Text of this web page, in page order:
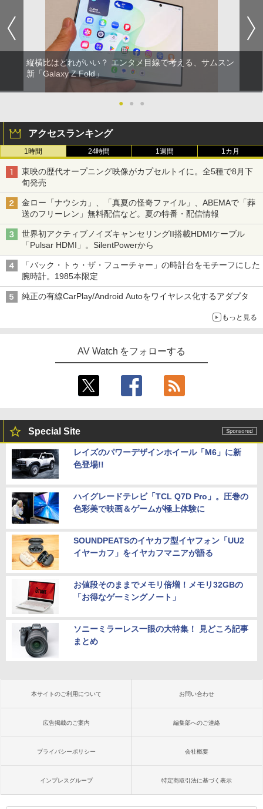
縦横比はどれがいい？ エンタメ目線で考える、サムスン
新「Galaxy Z Fold」
● ● ●
アクセスランキング
1時間 24時間 1週間 1カ月
東映の歴代オープニング映像がカプセルトイに。全5種で8月下
旬発売
金ロー「ナウシカ」、「真夏の怪奇ファイル」、ABEMAで「葬
送のフリーレン」無料配信など。夏の特番・配信情報
世界初アクティブノイズキャンセリングII搭載HDMIケーブル
「Pulsar HDMI」。SilentPowerから
「バック・トゥ・ザ・フューチャー」の時計台をモチーフにした
腕時計。1985本限定
純正の有線CarPlay/Android Autoをワイヤレス化するアダプタ
もっと見る
AV Watch をフォローする
Special Site
レイズのパワーデザインホイール「M6」に新
色登場!!
ハイグレードテレビ「TCL Q7D Pro」。圧巻の
色彩美で映画＆ゲームが極上体験に
SOUNDPEATSのイヤカフ型イヤフォン「UU2
イヤーカフ」をイヤカフマニアが語る
お値段そのままでメモリ倍増！メモリ32GBの
「お得なゲーミングノート」
ソニーミラーレス一眼の大特集！ 見どころ記事
まとめ
本サイトのご利用について お問い合わせ
広告掲載のご案内 編集部へのご連絡
プライバシーポリシー 会社概要
インプレスグループ 特定商取引法に基づく表示